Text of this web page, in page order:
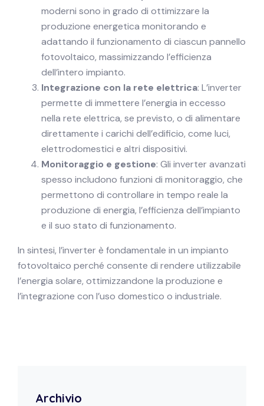
moderni sono in grado di ottimizzare la
produzione energetica monitorando e
adattando il funzionamento di ciascun pannello
fotovoltaico, massimizzando l’efficienza
dell’intero impianto.
Integrazione con la rete elettrica: L’inverter
permette di immettere l’energia in eccesso
nella rete elettrica, se previsto, o di alimentare
direttamente i carichi dell’edificio, come luci,
elettrodomestici e altri dispositivi.
Monitoraggio e gestione: Gli inverter avanzati
spesso includono funzioni di monitoraggio, che
permettono di controllare in tempo reale la
produzione di energia, l’efficienza dell’impianto
e il suo stato di funzionamento.
In sintesi, l’inverter è fondamentale in un impianto
fotovoltaico perché consente di rendere utilizzabile
l’energia solare, ottimizzandone la produzione e
l’integrazione con l’uso domestico o industriale.
Archivio